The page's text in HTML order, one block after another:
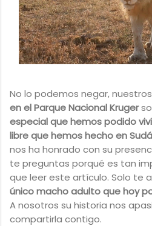
No lo podemos negar, nuestros
en el Parque Nacional Kruger
especial que hemos podido
libre que hemos hecho en
nos ha honrado con su
te preguntas porqué es tan
que leer este artículo. Solo te
único macho adulto que hoy
A nosotros su historia nos
compartirla contigo.